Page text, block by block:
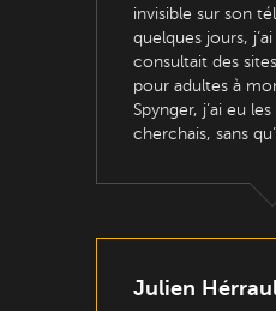
invisible sur son
quelques jours,
consultait des
pour adultes à
Spynger, j’ai eu
cherchais, sans
Julien